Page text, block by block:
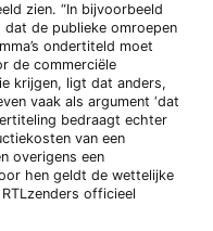
zien. “In bijvoorbeeld
de publieke omroepen
ondertiteld moet
de commerciële
krijgen, ligt dat anders,
vaak als argument ‘dat
bedraagt echter
van een
overigens een
hen geldt de wettelijke
officieel